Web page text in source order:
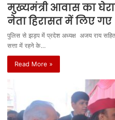
मुख्यमंत्री आवास का
नेता हिरासत में लिए गए
पुलिस से झड़प में प्रदेश अध्यक्ष अजय राय सहित
सत्ता में रहने के…
Read More »